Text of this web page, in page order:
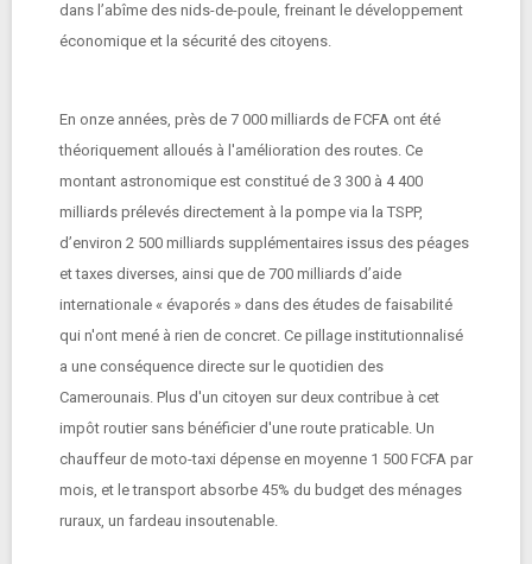
dans l’abîme des nids-de-poule, freinant le développement
économique et la sécurité des citoyens.
En onze années, près de 7 000 milliards de FCFA ont été
théoriquement alloués à l'amélioration des routes. Ce
montant astronomique est constitué de 3 300 à 4 400
milliards prélevés directement à la pompe via la TSPP,
d’environ 2 500 milliards supplémentaires issus des péages
et taxes diverses, ainsi que de 700 milliards d’aide
internationale « évaporés » dans des études de faisabilité
qui n'ont mené à rien de concret. Ce pillage institutionnalisé
a une conséquence directe sur le quotidien des
Camerounais. Plus d'un citoyen sur deux contribue à cet
impôt routier sans bénéficier d'une route praticable. Un
chauffeur de moto-taxi dépense en moyenne 1 500 FCFA par
mois, et le transport absorbe 45% du budget des ménages
ruraux, un fardeau insoutenable.